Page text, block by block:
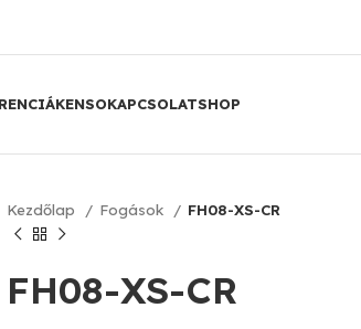
ENSOKAPCSOLATSHOP
Kezdőlap Fogások FH08-XS-CR
FH08-XS-CR